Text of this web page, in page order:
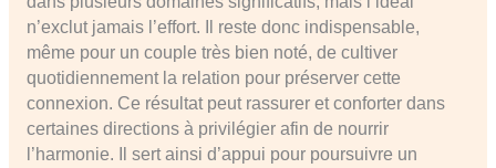
n’exclut jamais l’effort. Il reste donc indispensable,
même pour un couple très bien noté, de cultiver
quotidiennement la relation pour préserver cette
connexion. Ce résultat peut rassurer et conforter dans
certaines directions à privilégier afin de nourrir
l’harmonie. Il sert ainsi d’appui pour poursuivre un